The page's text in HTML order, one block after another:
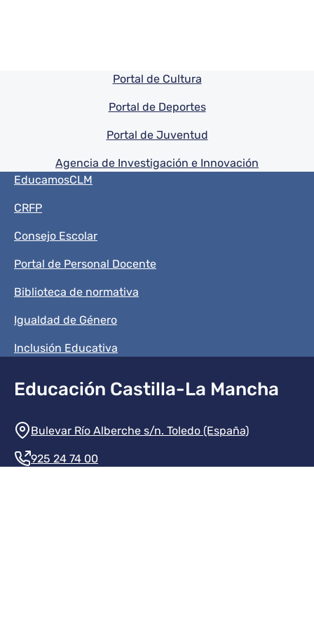
Pie de pagina información
Portal de Cultura
Portal de Deportes
Portal de Juventud
Agencia de Investigación e Innovación
Menú del pie
EducamosCLM
CRFP
Consejo Escolar
Portal de Personal Docente
Biblioteca de normativa
Igualdad de Género
Inclusión Educativa
Educación Castilla-La Mancha
Información de la institución
Bulevar Río Alberche s/n. Toledo (España)
925 24 74 00